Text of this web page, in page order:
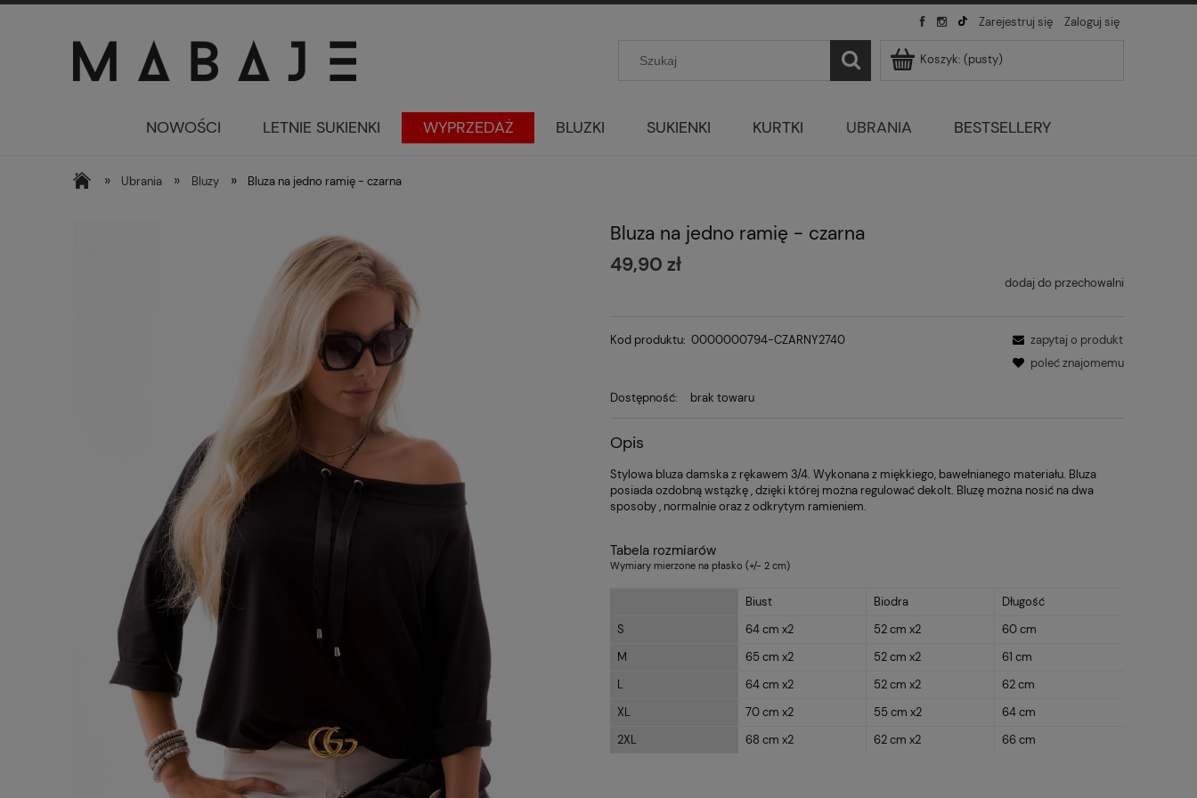
Zarejestruj się Zaloguj się
Koszyk: (pusty)
NOWOŚCI LETNIE SUKIENKI WYPRZEDAŻ BLUZKI SUKIENKI KURTKI UBRANIA BESTSELLERY
» Ubrania » Bluzy » Bluza na jedno ramię - czarna
Bluza na jedno ramię - czarna
49,90 zł
dodaj do przechowalni
Kod produktu: 0000000794-CZARNY2740
zapytaj o produkt
poleć znajomemu
Dostępność: brak towaru
Opis
Stylowa bluza damska z rękawem 3/4. Wykonana z miękkiego, bawełnianego materiału. Bluza
posiada ozdobną wstążkę , dzięki której można regulować dekolt. Bluzę można nosić na dwa
sposoby , normalnie oraz z odkrytym ramieniem.
Tabela rozmiarów
Wymiary mierzone na płasko (+/- 2 cm)
Biust Biodra
Długość
S
64 cm x2 52 cm x2
60 cm
M
65 cm x2 52 cm x2
61 cm
L
64 cm x2 52 cm x2
62 cm
XL
70 cm x2 55 cm x2
64 cm
2XL
68 cm x2 62 cm x2 66 cm